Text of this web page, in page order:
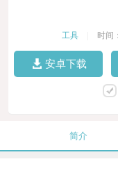
工具 时间
安卓下载
简介